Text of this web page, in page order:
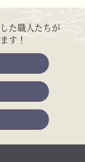
た職人たちが
す！